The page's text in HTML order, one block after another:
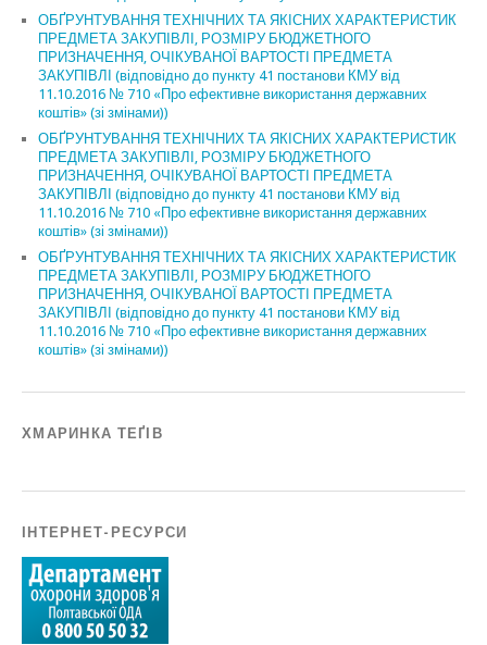
ОБҐРУНТУВАННЯ ТЕХНІЧНИХ ТА ЯКІСНИХ ХАРАКТЕРИСТИК
ПРЕДМЕТА ЗАКУПІВЛІ, РОЗМІРУ БЮДЖЕТНОГО
ПРИЗНАЧЕННЯ, ОЧІКУВАНОЇ ВАРТОСТІ ПРЕДМЕТА
ЗАКУПІВЛІ (відповідно до пункту 41 постанови КМУ від
11.10.2016 № 710 «Про ефективне використання державних
коштів» (зі змінами))
ОБҐРУНТУВАННЯ ТЕХНІЧНИХ ТА ЯКІСНИХ ХАРАКТЕРИСТИК
ПРЕДМЕТА ЗАКУПІВЛІ, РОЗМІРУ БЮДЖЕТНОГО
ПРИЗНАЧЕННЯ, ОЧІКУВАНОЇ ВАРТОСТІ ПРЕДМЕТА
ЗАКУПІВЛІ (відповідно до пункту 41 постанови КМУ від
11.10.2016 № 710 «Про ефективне використання державних
коштів» (зі змінами))
ОБҐРУНТУВАННЯ ТЕХНІЧНИХ ТА ЯКІСНИХ ХАРАКТЕРИСТИК
ПРЕДМЕТА ЗАКУПІВЛІ, РОЗМІРУ БЮДЖЕТНОГО
ПРИЗНАЧЕННЯ, ОЧІКУВАНОЇ ВАРТОСТІ ПРЕДМЕТА
ЗАКУПІВЛІ (відповідно до пункту 41 постанови КМУ від
11.10.2016 № 710 «Про ефективне використання державних
коштів» (зі змінами))
ХМАРИНКА ТЕҐІВ
ІНТЕРНЕТ-РЕСУРСИ